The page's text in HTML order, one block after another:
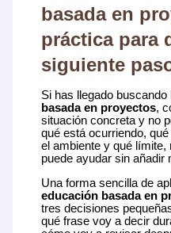
basada en
práctica para
siguiente
Si has llegado buscando
basada en proyectos,
situación concreta y no
qué está ocurriendo,
el ambiente y qué
puede ayudar sin añadir
Una forma sencilla de
educación basada en
tres decisiones
qué frase voy a decir